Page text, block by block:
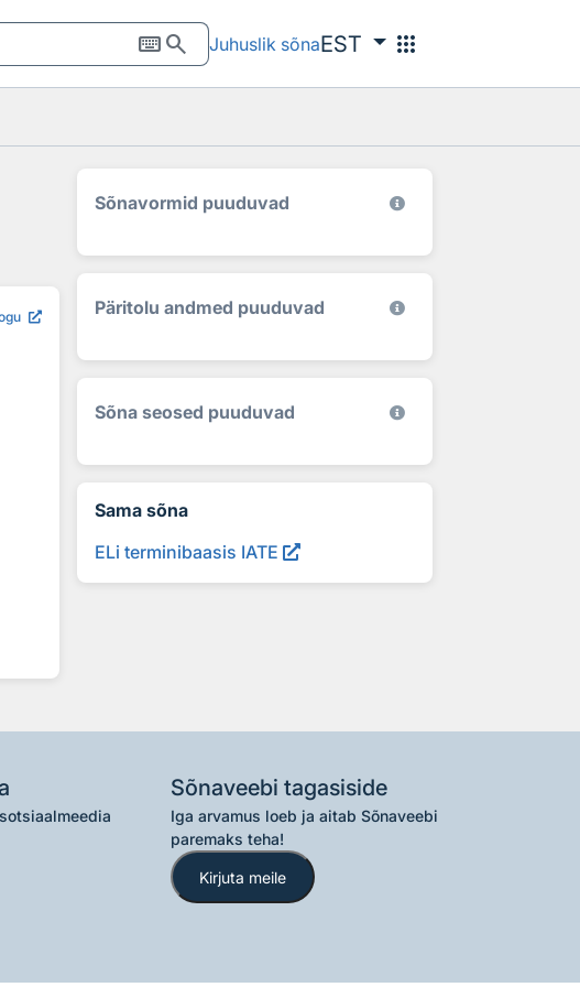
keyboardsearch Juhuslik sõnaEST apps
Sõnavormid puuduvad
Päritolu andmed puuduvad
Sõna seosed puuduvad
Sama sõna
ELi terminibaasis IATE
Sõnaveebi tagasiside
Iga arvamus loeb ja aitab Sõnaveebi
paremaks teha!
Kirjuta meile